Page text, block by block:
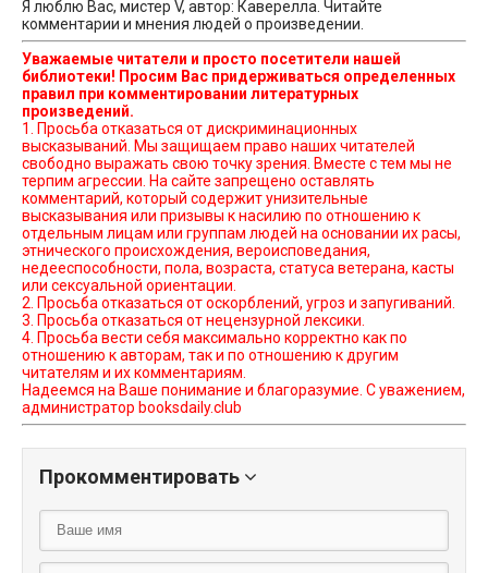
Я люблю Вас, мистер V, автор: Каверелла. Читайте
комментарии и мнения людей о произведении.
Уважаемые читатели и просто посетители нашей
библиотеки! Просим Вас придерживаться определенных
правил при комментировании литературных
произведений.
1. Просьба отказаться от дискриминационных
высказываний. Мы защищаем право наших читателей
свободно выражать свою точку зрения. Вместе с тем мы не
терпим агрессии. На сайте запрещено оставлять
комментарий, который содержит унизительные
высказывания или призывы к насилию по отношению к
отдельным лицам или группам людей на основании их расы,
этнического происхождения, вероисповедания,
недееспособности, пола, возраста, статуса ветерана, касты
или сексуальной ориентации.
2. Просьба отказаться от оскорблений, угроз и запугиваний.
3. Просьба отказаться от нецензурной лексики.
4. Просьба вести себя максимально корректно как по
отношению к авторам, так и по отношению к другим
читателям и их комментариям.
Надеемся на Ваше понимание и благоразумие. С уважением,
администратор booksdaily.club
Прокомментировать